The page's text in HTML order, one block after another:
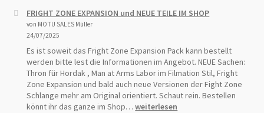
the
Blister
Case
Schutzhülle
Schiebeblister
mit
Karte
FRIGHT ZONE EXPANSION und NEUE TEILE IM SHOP
von MOTU SALES Müller
24/07/2025
Es ist soweit das Fright Zone Expansion Pack kann bestellt
werden bitte lest die Informationen im Angebot. NEUE Sachen:
Thron für Hordak , Man at Arms Labor im Filmation Stil, Fright
Zone Expansion und bald auch neue Versionen der Fight Zone
Schlange mehr am Original orientiert. Schaut rein. Bestellen
könnt ihr das ganze im Shop…FRIGHT
weiterlesen